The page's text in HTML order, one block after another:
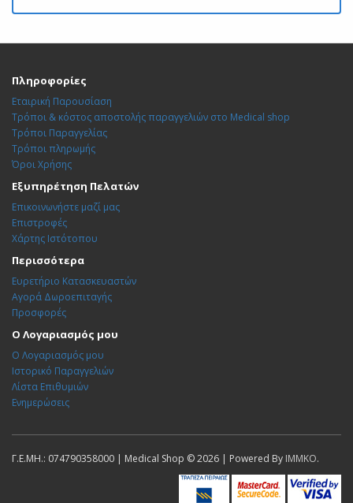
Πληροφορίες
Εταιρική Παρουσίαση
Τρόποι & κόστος αποστολής παραγγελιών στο Medical shop
Τρόποι Παραγγελίας
Τρόποι πληρωμής
Όροι Χρήσης
Εξυπηρέτηση Πελατών
Επικοινωνήστε μαζί μας
Επιστροφές
Χάρτης Ιστότοπου
Περισσότερα
Ευρετήριο Κατασκευαστών
Αγορά Δωροεπιταγής
Προσφορές
Ο Λογαριασμός μου
Ο Λογαριασμός μου
Ιστορικό Παραγγελιών
Λίστα Επιθυμιών
Ενημερώσεις
Γ.Ε.ΜΗ.: 074790358000 | Medical Shop © 2026 | Powered By IMMKO.